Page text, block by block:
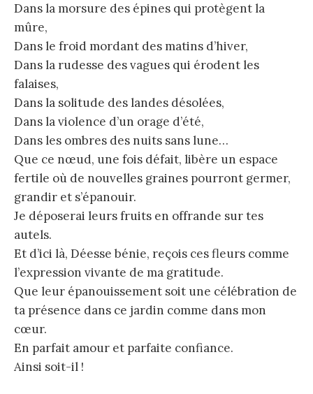
Dans la morsure des épines qui protègent la
mûre,
Dans le froid mordant des matins d’hiver,
Dans la rudesse des vagues qui érodent les
falaises,
Dans la solitude des landes désolées,
Dans la violence d’un orage d’été,
Dans les ombres des nuits sans lune…
Que ce nœud, une fois défait, libère un espace
fertile où de nouvelles graines pourront germer,
grandir et s’épanouir.
Je déposerai leurs fruits en offrande sur tes
autels.
Et d’ici là, Déesse bénie, reçois ces fleurs comme
l’expression vivante de ma gratitude.
Que leur épanouissement soit une célébration de
ta présence dans ce jardin comme dans mon
cœur.
En parfait amour et parfaite confiance.
Ainsi soit-il !